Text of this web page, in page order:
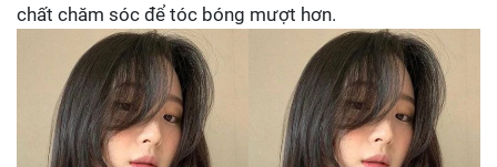
chất chăm sóc để tóc bóng mượt hơn.